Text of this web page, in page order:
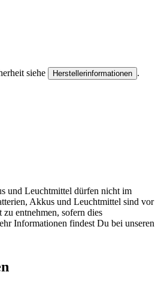
siehe Herstellerinformationen .
und Leuchtmittel dürfen nicht im
Akkus und Leuchtmittel sind vor
zu entnehmen, sofern dies
Informationen findest Du bei unseren